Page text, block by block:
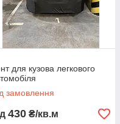
для кузова легкового
замовлення
430 ₴/кв.м